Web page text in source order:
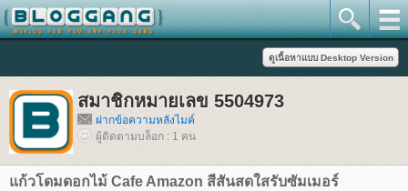
สมาชิกหมายเลข 5504973
ฝากข้อความหลังไมค์
ผู้ติดตามบล็อก : 1 คน
ก้วโดมดอกไม้ Cafe Amazon สีสันสดใสรับซัมเมอร์